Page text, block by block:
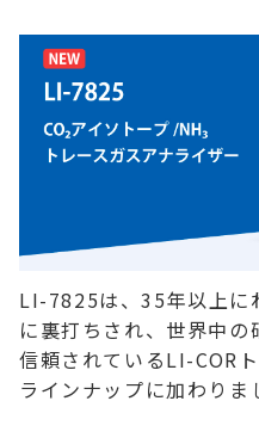
LI-7825は、35年以上に
に裏打ちされ、世界中
信頼されているLI-COR
ラインナップに加わりま